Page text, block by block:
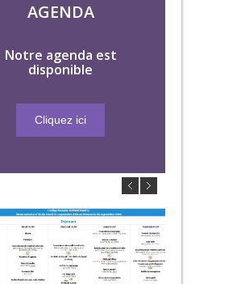
AGENDA
Notre agenda est
disponible
Cliquez ici